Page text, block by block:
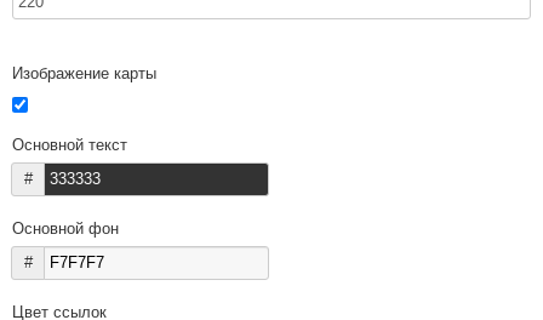
Изображение карты
Основной текст
#
Основной фон
#
Цвет ссылок